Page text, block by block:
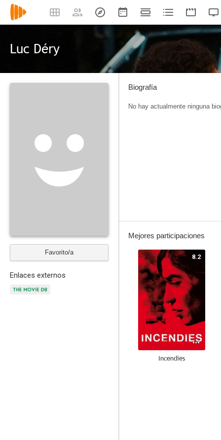
Luc Déry
Favorito/a
Enlaces externos
Biografía
No hay actualmente ninguna
Mejores participaciones
8.2
Incendies